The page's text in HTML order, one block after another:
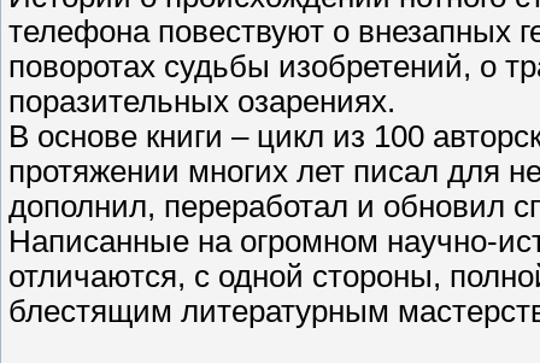
телефона повествуют о внезапных
поворотах судьбы изобретений, о
поразительных озарениях.
В основе книги – цикл из 100
протяжении многих лет писал для
дополнил, переработал и обновил
Написанные на огромном научно-
отличаются, с одной стороны,
блестящим литературным